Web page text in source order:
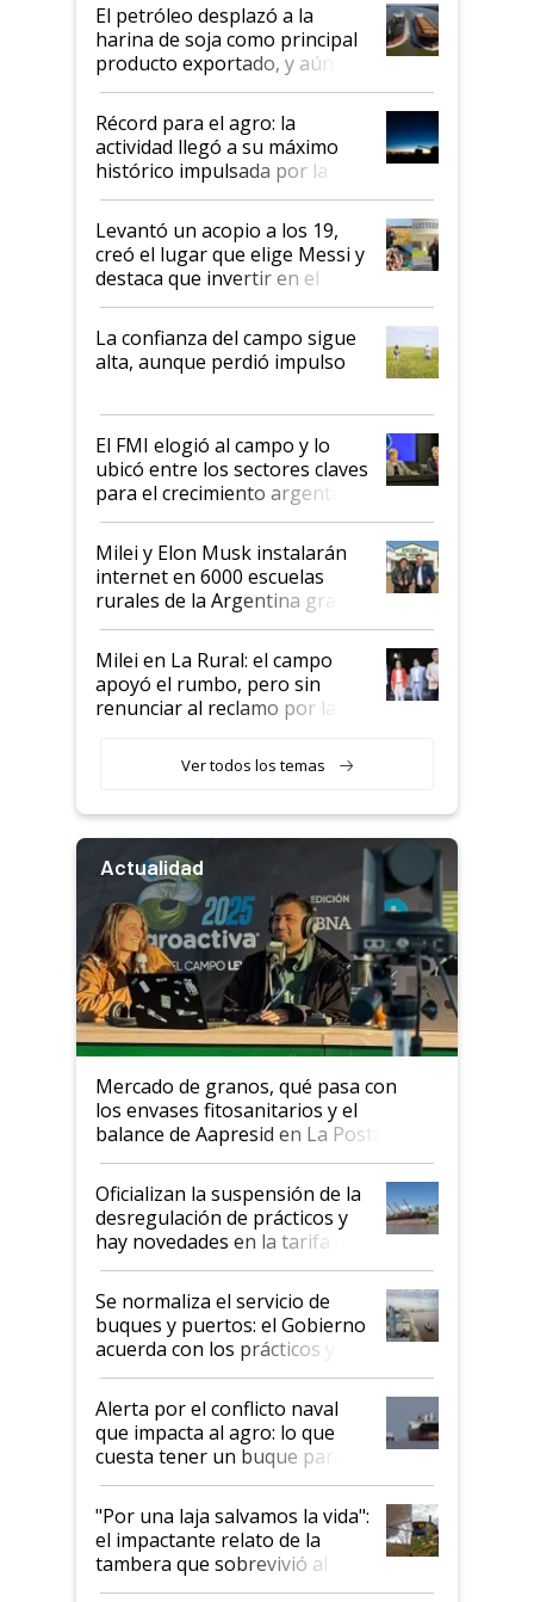
El petróleo desplazó a la
harina de soja como principal
producto exportado, y aún así
el agro aportó casi seis de cada
diez dólares y sostuvo el
liderazgo en un semestre
récord
Récord para el agro: la
actividad llegó a su máximo
histórico impulsada por la
cosecha y las exportaciones
Levantó un acopio a los 19,
creó el lugar que elige Messi y
destaca que invertir en el
kirchnerismo era como "darle
plata a un hijo para droga":
Juan Félix Rossetti, el libertario
que de una dura crisis salió
de Milei
La confianza del campo sigue
alta, aunque perdió impulso
El FMI elogió al campo y lo
ubicó entre los sectores claves
para el crecimiento argentino
Milei y Elon Musk instalarán
internet en 6000 escuelas
rurales de la Argentina gracias
a un acuerdo con Starlink
Milei en La Rural: el campo
apoyó el rumbo, pero sin
renunciar al reclamo por las
Ver todos los temas
Actualidad
Mercado de granos, qué pasa con
los envases fitosanitarios y el
balance de Aapresid en La Posta
Oficializan la suspensión de la
desregulación de prácticos y
hay novedades en la tarifa de
la hidrovía
Se normaliza el servicio de
buques y puertos: el Gobierno
acuerda con los prácticos y
suspende el decreto de
desregulación
Alerta por el conflicto naval
que impacta al agro: lo que
cuesta tener un buque parado
y el peligro de que Argentina
pase a ser "país sucio"
"Por una laja salvamos la vida":
el impactante relato de la
tambera que sobrevivió al
tornado